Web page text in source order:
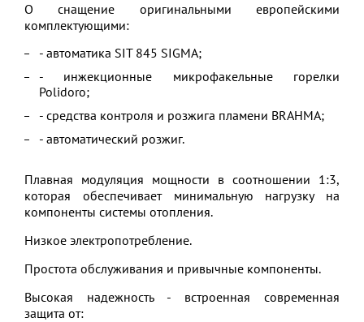
О снащение оригинальными европейскими
комплектующими:
- автоматика SIT 845 SIGMA;
- инжекционные микрофакельные горелки
Polidoro;
- средства контроля и розжига пламени BRAHMA;
- автоматический розжиг.
Плавная модуляция мощности в соотношении 1:3,
которая обеспечивает минимальную нагрузку на
компоненты системы отопления.
Низкое электропотребление.
Простота обслуживания и привычные компоненты.
Высокая надежность - встроенная современная
защита от: